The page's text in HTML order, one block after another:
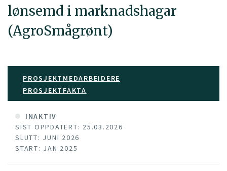
lønsemd i marknadshagar
(AgroSmågrønt)
PROSJEKTMEDARBEIDERE
PROSJEKTFAKTA
INAKTIV
SIST OPPDATERT: 25.03.2026
SLUTT: JUNI 2026
START: JAN 2025